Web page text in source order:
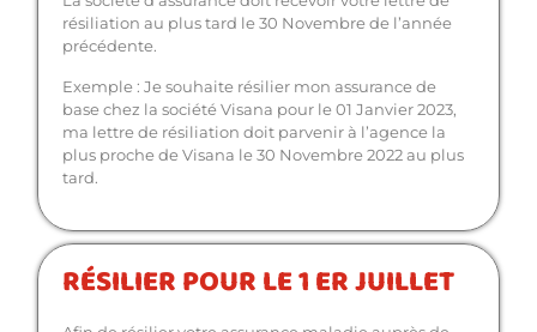
résiliation au plus tard le 30 Novembre de l’année
précédente.
Exemple : Je souhaite résilier mon assurance de
base chez la société Visana pour le 01 Janvier 2023,
ma lettre de résiliation doit parvenir à l’agence la
plus proche de Visana le 30 Novembre 2022 au plus
tard.
RÉSILIER POUR LE 1 ER JUILLET